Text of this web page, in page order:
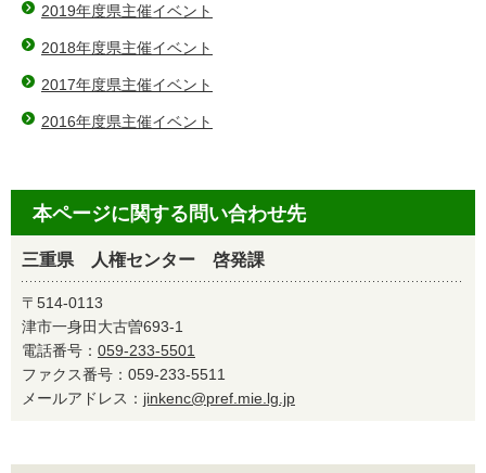
2019年度県主催イベント
2018年度県主催イベント
2017年度県主催イベント
2016年度県主催イベント
本ページに関する問い合わせ先
三重県 人権センター 啓発課
〒514-0113
津市一身田大古曽693-1
電話番号： 059-233-5501
ファクス番号：059-233-5511
メールアドレス： jinkenc@pref.mie.lg.jp